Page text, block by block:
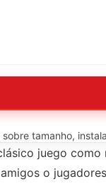
sobre tamanho,
juego
o